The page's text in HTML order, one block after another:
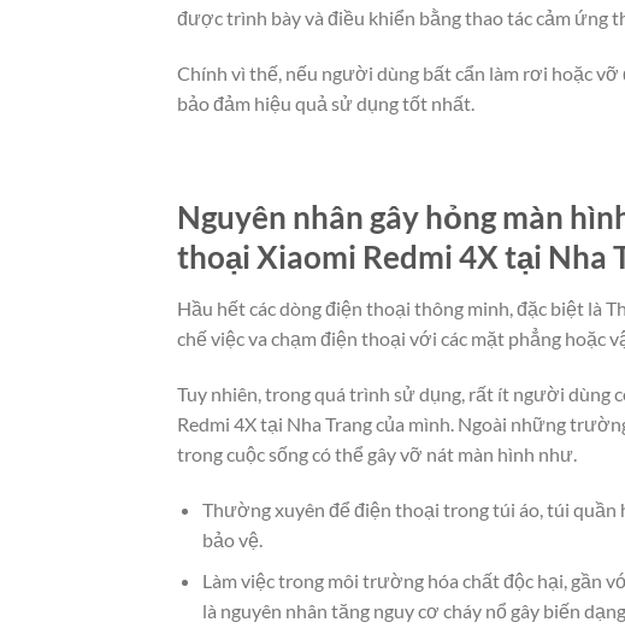
được trình bày và điều khiển bằng thao tác cảm ứng
Chính vì thế, nếu người dùng bất cẩn làm rơi hoặc
bảo đảm hiệu quả sử dụng tốt nhất.
Nguyên nhân gây hỏng màn
thoại Xiaomi Redmi 4X tại Nha
Hầu hết các dòng điện thoại thông minh, đặc biệt là
chế việc va chạm điện thoại với các mặt phẳng hoặc
Tuy nhiên, trong quá trình sử dụng, rất ít người dùng
Redmi 4X tại Nha Trang của mình. Ngoài những
trong cuộc sống có thể gây vỡ nát màn hình như.
Thường xuyên để điện thoại trong túi áo, túi quần
bảo vệ.
Làm việc trong môi trường hóa chất độc hại, gần
là nguyên nhân tăng nguy cơ cháy nổ gây biến